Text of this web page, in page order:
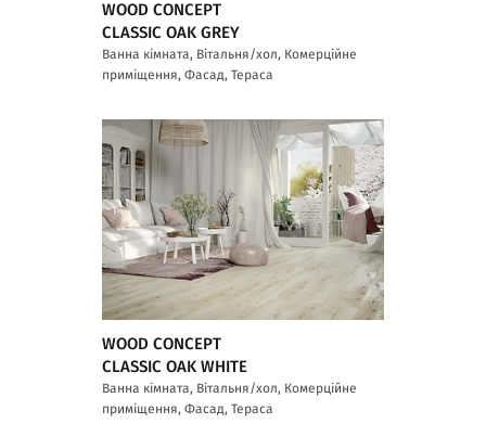
WOOD CONCEPT
CLASSIC OAK GREY
Ванна кімната, Вітальня/хол, Комерційне
приміщення, Фасад, Тераса
WOOD CONCEPT
CLASSIC OAK WHITE
Ванна кімната, Вітальня/хол, Комерційне
приміщення, Фасад, Тераса